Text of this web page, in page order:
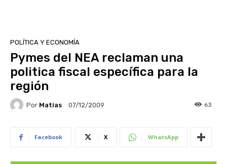
POLÍTICA Y ECONOMÍA
Pymes del NEA reclaman una
politica fiscal específica para la
región
Por Matias 07/12/2009 63
Facebook X WhatsApp